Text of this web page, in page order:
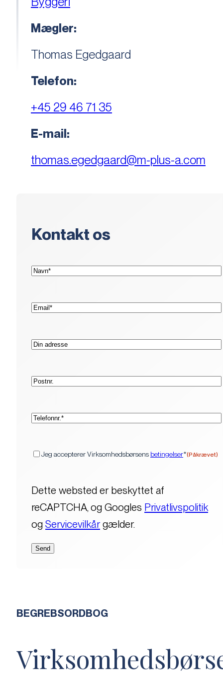
Mægler:
Thomas Egedgaard
Telefon:
+45 29 46 71 35
E-mail:
thomas.egedgaard@m-plus-a.com
Kontakt os
Navn*
E-
mail*
Adresse
Postnr.
Telefon*
Jeg accepterer Virksomhedsbørsens betingelser*(Påkrævet)
Dette websted er beskyttet af
reCAPTCHA, og Googles Privatlivspolitik
og Servicevilkårgælder.
BEGREBSORDBOG